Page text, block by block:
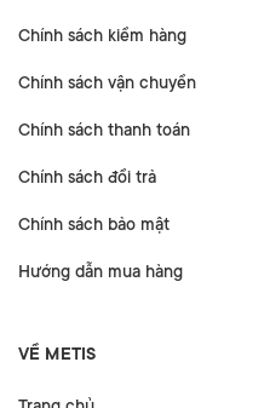
Chính sách kiểm hàng
Chính sách vận chuyển
Chính sách thanh toán
Chính sách đổi trả
Chính sách bảo mật
Hướng dẫn mua hàng
VỀ METIS